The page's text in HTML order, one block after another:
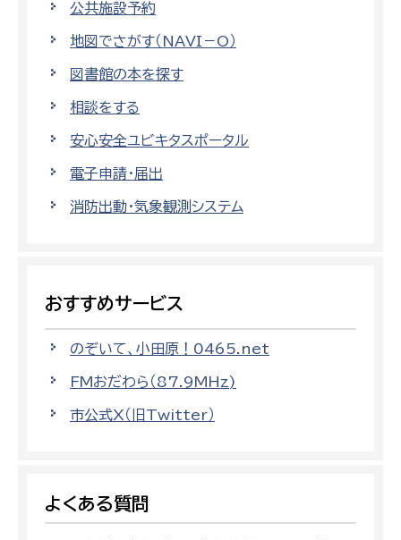
公共施設予約
地図でさがす（NAVI－O）
図書館の本を探す
相談をする
安心安全ユビキタスポータル
電子申請・届出
消防出動・気象観測システム
おすすめサービス
のぞいて、小田原！0465.net
FMおだわら（87.9MHz)
市公式X（旧Twitter）
よくある質問